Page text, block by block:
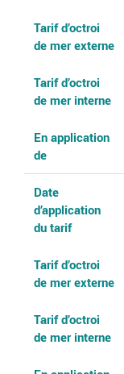
Tarif d’octroi
de mer externe
Tarif d’octroi
de mer interne
En application
de
Date
d’application
du tarif
Tarif d’octroi
de mer externe
Tarif d’octroi
de mer interne